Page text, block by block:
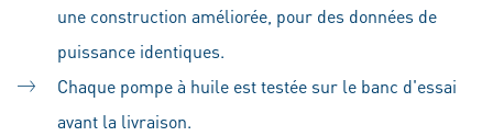
une construction améliorée, pour des données de
puissance identiques.
Chaque pompe à huile est testée sur le banc d'essai
avant la livraison.